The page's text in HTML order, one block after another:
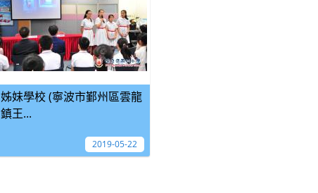
姊妹學校 (寧波市鄞州區雲龍
鎮王...
2019-05-22